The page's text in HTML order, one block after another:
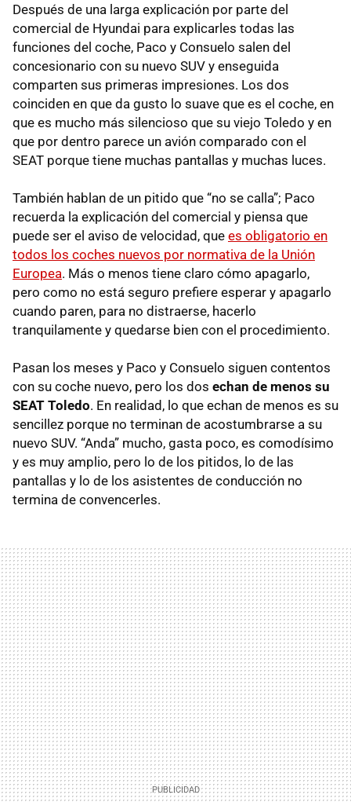
Después de una larga explicación por parte del
comercial de Hyundai para explicarles todas las
funciones del coche, Paco y Consuelo salen del
concesionario con su nuevo SUV y enseguida
comparten sus primeras impresiones. Los dos
coinciden en que da gusto lo suave que es el coche, en
que es mucho más silencioso que su viejo Toledo y en
que por dentro parece un avión comparado con el
SEAT porque tiene muchas pantallas y muchas luces.
También hablan de un pitido que “no se calla”; Paco
recuerda la explicación del comercial y piensa que
puede ser el aviso de velocidad, que es obligatorio en
todos los coches nuevos por normativa de la Unión
Europea. Más o menos tiene claro cómo apagarlo,
pero como no está seguro prefiere esperar y apagarlo
cuando paren, para no distraerse, hacerlo
tranquilamente y quedarse bien con el procedimiento.
Pasan los meses y Paco y Consuelo siguen contentos
con su coche nuevo, pero los dos echan de menos su
SEAT Toledo. En realidad, lo que echan de menos es su
sencillez porque no terminan de acostumbrarse a su
nuevo SUV. “Anda” mucho, gasta poco, es comodísimo
y es muy amplio, pero lo de los pitidos, lo de las
pantallas y lo de los asistentes de conducción no
termina de convencerles.